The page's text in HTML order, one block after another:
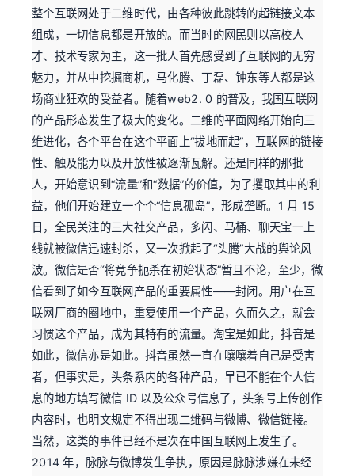
整个互联网处于二维时代，由各种彼此跳转的超链接文本
组成，一切信息都是开放的。而当时的网民则以高校人
才、技术专家为主，这一批人首先感受到了互联网的无穷
魅力，并从中挖掘商机，马化腾、丁磊、钟东等人都是这
场商业狂欢的受益者。随着web2. 0 的普及，我国互联网
的产品形态发生了极大的变化。二维的平面网络开始向三
维进化，各个平台在这个平面上“拔地而起”，互联网的链接
性、触及能力以及开放性被逐渐瓦解。还是同样的那批
人，开始意识到“流量”和“数据”的价值，为了攫取其中的利
益，他们开始建立一个个“信息孤岛”，形成垄断。1 月 15
日，全民关注的三大社交产品，多闪、马桶、聊天宝一上
线就被微信迅速封杀，又一次掀起了“头腾”大战的舆论风
波。微信是否“将竞争扼杀在初始状态”暂且不论，至少，微
信看到了如今互联网产品的重要属性——封闭。用户在互
联网厂商的圈地中，重复使用一个产品，久而久之，就会
习惯这个产品，成为其特有的流量。淘宝是如此，抖音是
如此，微信亦是如此。抖音虽然一直在嚷嚷着自己是受害
者，但事实是，头条系内的各种产品，早已不能在个人信
息的地方填写微信 ID 以及公众号信息了，头条号上传创作
内容时，也明文规定不得出现二维码与微博、微信链接。
当然，这类的事件已经不是次在中国互联网上发生了。
2014 年，脉脉与微博发生争执，原因是脉脉涉嫌在未经